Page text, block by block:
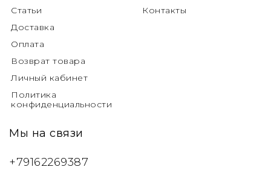
Статьи
Доставка
Оплата
Возврат товара
Личный кабинет
Политика
конфиденциальности
Контакты
Мы на связи
+79162269387